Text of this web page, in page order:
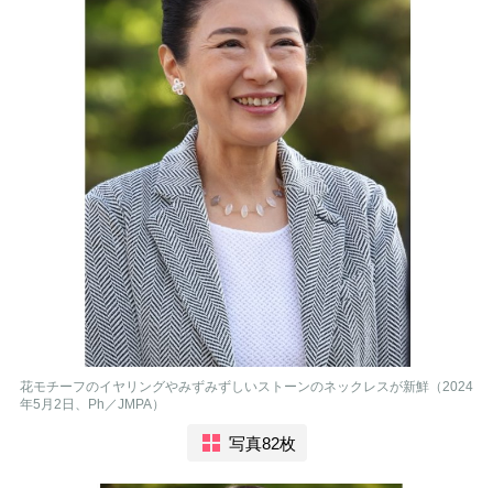
花モチーフのイヤリングやみずみずしいストーンのネックレスが新鮮（2024
年5月2日、Ph／JMPA）
写真82枚